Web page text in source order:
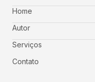
Home
Autor
Serviços
Contato